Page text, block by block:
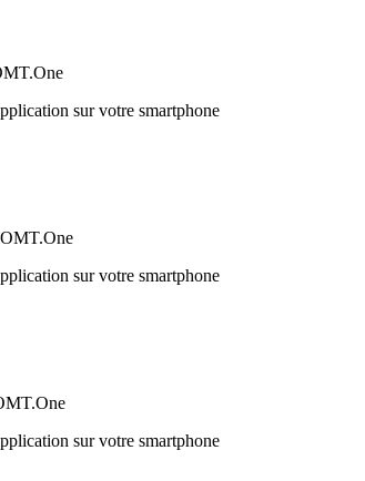
sur votre smartphone
sur votre smartphone
sur votre smartphone